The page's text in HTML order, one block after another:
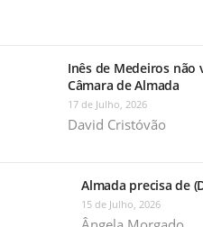
Inês de Medeiros
Câmara de Almada
17 de Julho, 2026
David Cristóvão
Almada precisa de
15 de Julho, 2026